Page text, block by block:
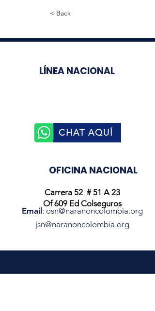
< Back
Carrera 52 # 51 A 23
Of 609 Ed Colseguros
Email : osn@naranoncolombia.org
jsn@naranoncolombia.org
LÍNEA NACIONAL
CHAT AQUÍ
OFICINA NACIONAL